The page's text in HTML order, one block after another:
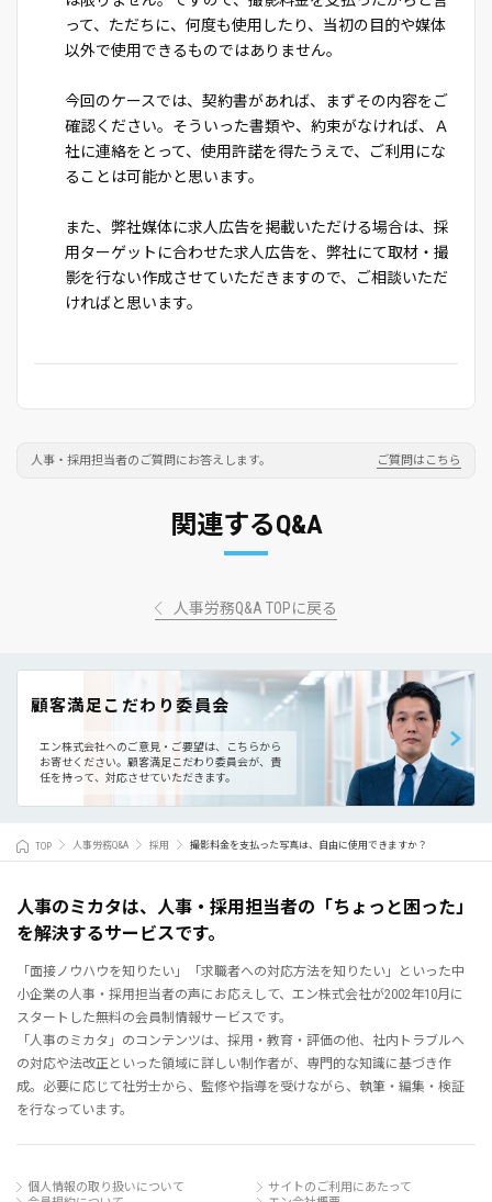
って、ただちに、何度も使用したり、当初の目的や媒体
以外で使用できるものではありません。
今回のケースでは、契約書があれば、まずその内容をご
確認ください。そういった書類や、約束がなければ、Ａ
社に連絡をとって、使用許諾を得たうえで、ご利用にな
ることは可能かと思います。
また、弊社媒体に求人広告を掲載いただける場合は、採
用ターゲットに合わせた求人広告を、弊社にて取材・撮
影を行ない作成させていただきますので、ご相談いただ
ければと思います。
人事・採用担当者のご質問にお答えします。 ご質問はこちら
関連するQ&A
人事労務Q&A TOPに戻る
顧客満足こだわり委員会
エン株式会社へのご意見・ご要望は、こちらから
お寄せください。 顧客満足こだわり委員会が、責
任を持って、対応させていただきます。
TOP 人事労務Q&A 採用 撮影料金を支払った写真は、自由に使用できますか？
人事のミカタは、人事・採用担当者の「ちょっと困った」
を解決するサービスです。
「面接ノウハウを知りたい」「求職者への対応方法を知りたい」といった中
小企業の人事・採用担当者の声にお応えして、エン株式会社が2002年10月に
スタートした無料の会員制情報サービスです。
「人事のミカタ」のコンテンツは、採用・教育・評価の他、社内トラブルへ
の対応や法改正といった領域に詳しい制作者が、専門的な知識に基づき作
成。必要に応じて社労士から、監修や指導を受けながら、執筆・編集・検証
を行なっています。
個人情報の取り扱いについて
サイトのご利用にあたって